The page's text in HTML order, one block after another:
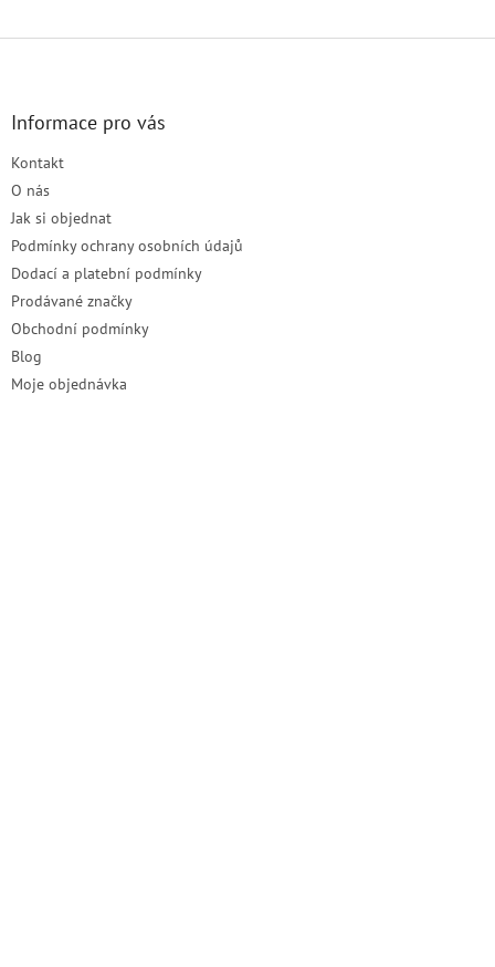
Informace pro vás
Kontakt
O nás
Jak si objednat
Podmínky ochrany osobních údajů
Dodací a platební podmínky
Prodávané značky
Obchodní podmínky
Blog
Moje objednávka